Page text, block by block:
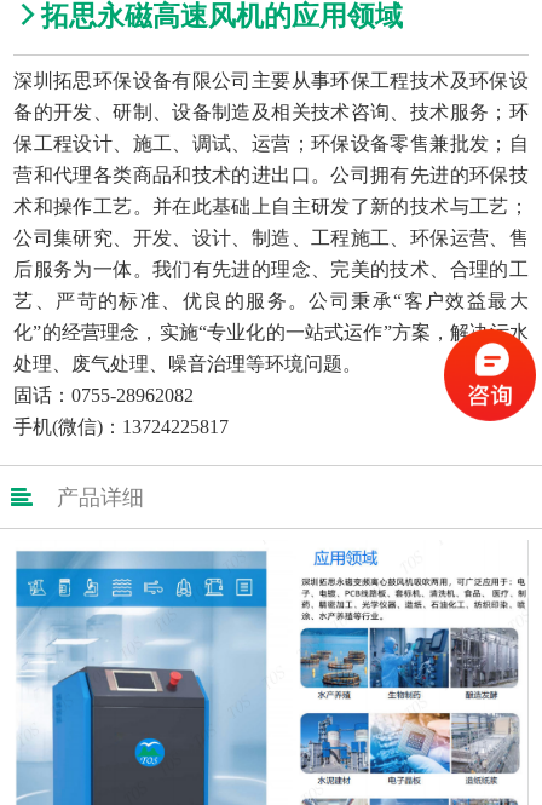
拓思永磁高速风机的应用领域
深圳拓思环保设备有限公司主要从事环保工程技术及环保设
备的开发、研制、设备制造及相关技术咨询、技术服务；环
保工程设计、施工、调试、运营；环保设备零售兼批发；自
营和代理各类商品和技术的进出口。公司拥有先进的环保技
术和操作工艺。并在此基础上自主研发了新的技术与工艺；
公司集研究、开发、设计、制造、工程施工、环保运营、售
后服务为一体。我们有先进的理念、完美的技术、合理的工
艺、严苛的标准、优良的服务。公司秉承“客户效益最大
化”的经营理念，实施“专业化的一站式运作”方案，解决污水
处理、废气处理、噪音治理等环境问题。
固话：0755-28962082
手机(微信)：13724225817
 产品详细